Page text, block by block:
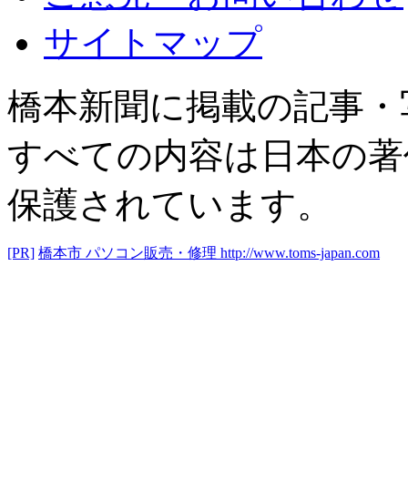
サイトマップ
橋本新聞に掲載の記事
すべての内容は日本の
保護されています。
[PR] 橋本市 パソコン販売・修理 http://www.toms-japan.com